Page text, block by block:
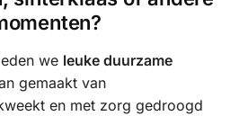
we leuke duurzame
gemaakt van
en met zorg gedroogd